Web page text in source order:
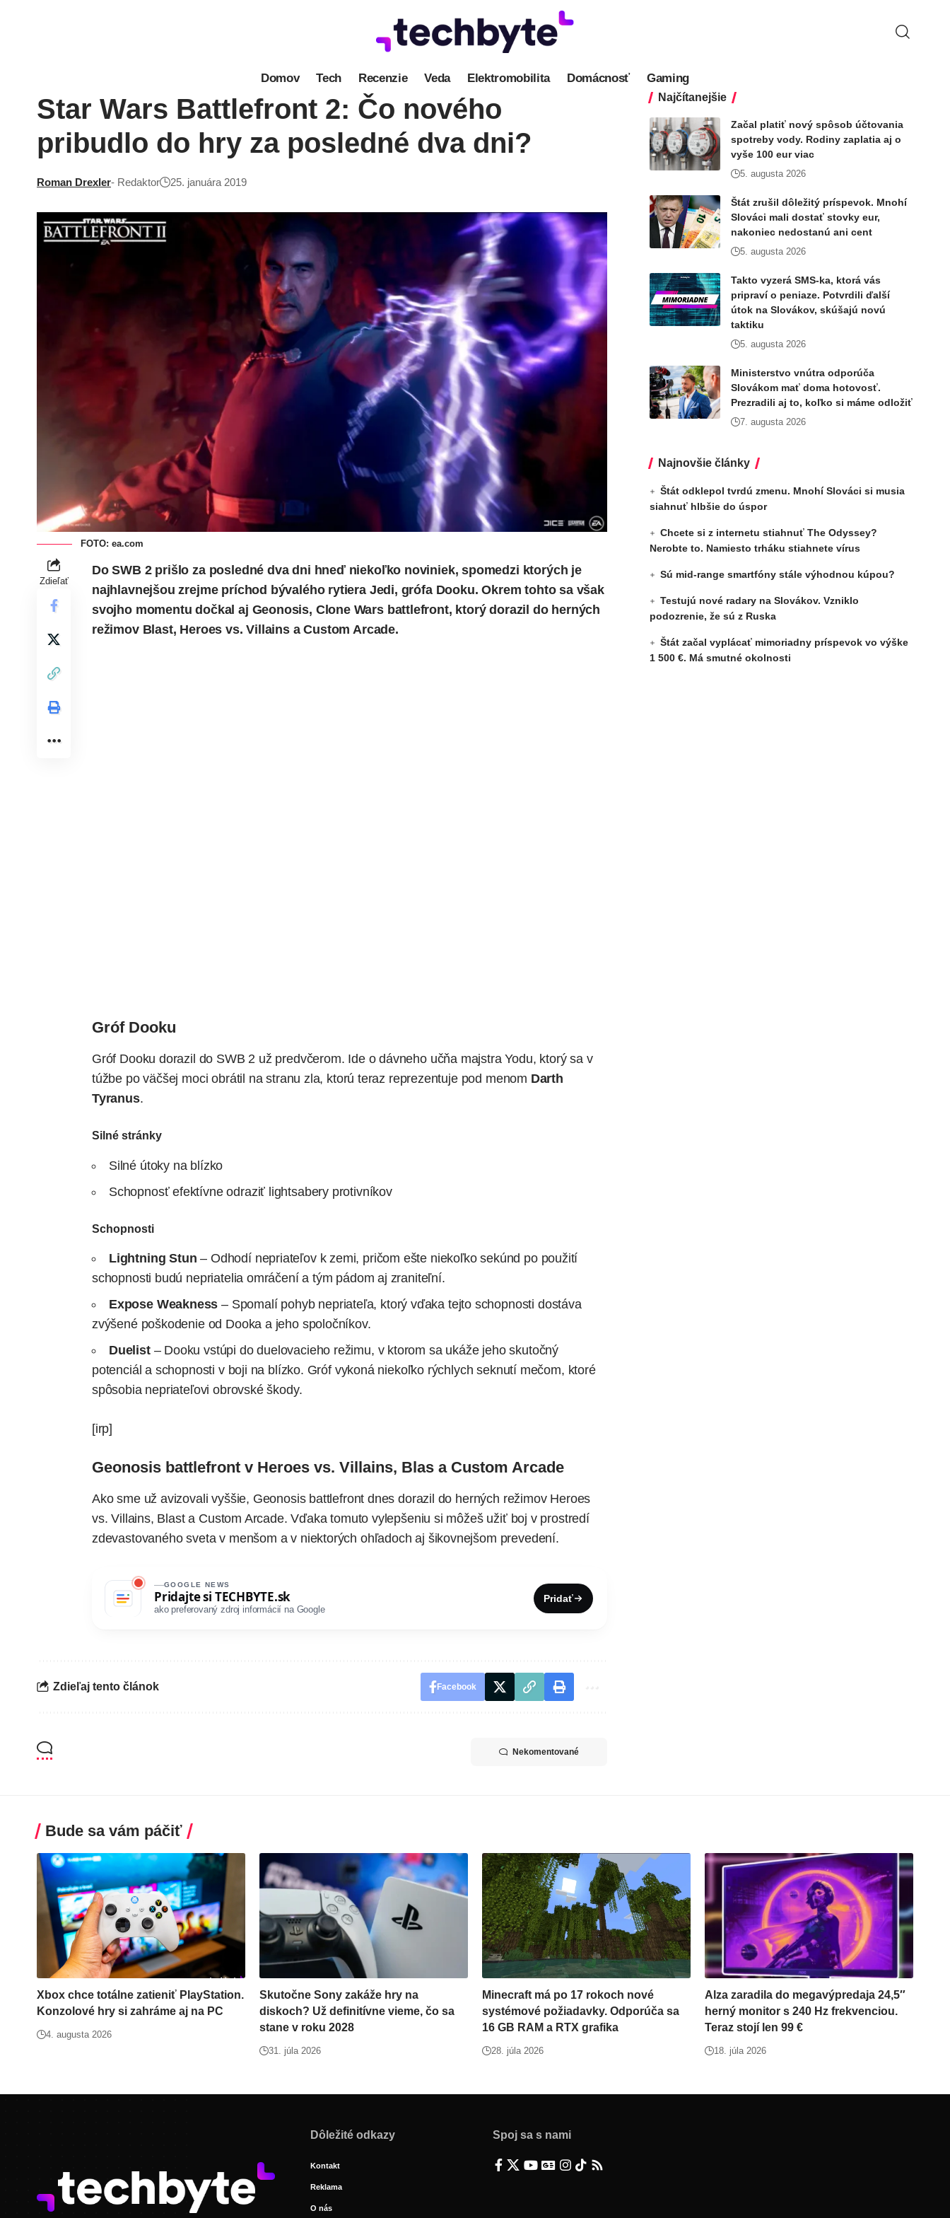
Domov Tech Recenzie Veda Elektromobilita Domácnosť Gaming
Star Wars Battlefront 2: Čo nového
pribudlo do hry za posledné dva dni?
Roman Drexler- Redaktor 25. januára 2019
FOTO: ea.com
Zdieľať
Do SWB 2 prišlo za posledné dva dni hneď niekoľko noviniek, spomedzi ktorých je
najhlavnejšou zrejme príchod bývalého rytiera Jedi, grófa Dooku. Okrem tohto sa však
svojho momentu dočkal aj Geonosis, Clone Wars battlefront, ktorý dorazil do herných
režimov Blast, Heroes vs. Villains a Custom Arcade.
Gróf Dooku
Gróf Dooku dorazil do SWB 2 už predvčerom. Ide o dávneho učňa majstra Yodu, ktorý sa v
túžbe po väčšej moci obrátil na stranu zla, ktorú teraz reprezentuje pod menom Darth
Tyranus.
Silné stránky
Silné útoky na blízko
Schopnosť efektívne odraziť lightsabery protivníkov
Schopnosti
Lightning Stun – Odhodí nepriateľov k zemi, pričom ešte niekoľko sekúnd po použití
schopnosti budú nepriatelia omráčení a tým pádom aj zraniteľní.
Expose Weakness – Spomalí pohyb nepriateľa, ktorý vďaka tejto schopnosti dostáva
zvýšené poškodenie od Dooka a jeho spoločníkov.
Duelist– Dooku vstúpi do duelovacieho režimu, v ktorom sa ukáže jeho skutočný
potenciál a schopnosti v boji na blízko. Gróf vykoná niekoľko rýchlych seknutí mečom, ktoré
spôsobia nepriateľovi obrovské škody.
[irp]
Geonosis battlefront v Heroes vs. Villains, Blas a Custom Arcade
Ako sme už avizovali vyššie, Geonosis battlefront dnes dorazil do herných režimov Heroes
vs. Villains, Blast a Custom Arcade. Vďaka tomuto vylepšeniu si môžeš užiť boj v prostredí
zdevastovaného sveta v menšom a v niektorých ohľadoch aj šikovnejšom prevedení.
GOOGLE NEWS
Pridajte si TECHBYTE.sk
ako preferovaný zdroj informácií na Google
Pridať
Zdieľaj tento článok Facebook
Nekomentované
Najčítanejšie
Začal platiť nový spôsob účtovania
spotreby vody. Rodiny zaplatia aj o
vyše 100 eur viac
5. augusta 2026
Štát zrušil dôležitý príspevok. Mnohí
Slováci mali dostať stovky eur,
nakoniec nedostanú ani cent
5. augusta 2026
Takto vyzerá SMS-ka, ktorá vás
pripraví o peniaze. Potvrdili ďalší
útok na Slovákov, skúšajú novú
taktiku
5. augusta 2026
Ministerstvo vnútra odporúča
Slovákom mať doma hotovosť.
Prezradili aj to, koľko si máme odložiť
7. augusta 2026
Najnovšie články
Štát odklepol tvrdú zmenu. Mnohí Slováci si musia
siahnuť hlbšie do úspor
Chcete si z internetu stiahnuť The Odyssey?
Nerobte to. Namiesto trháku stiahnete vírus
Sú mid-range smartfóny stále výhodnou kúpou?
Testujú nové radary na Slovákov. Vzniklo
podozrenie, že sú z Ruska
Štát začal vyplácať mimoriadny príspevok vo výške
1 500 €. Má smutné okolnosti
Bude sa vám páčiť
Xbox chce totálne zatieniť PlayStation.
Konzolové hry si zahráme aj na PC
4. augusta 2026
Skutočne Sony zakáže hry na
diskoch? Už definitívne vieme, čo sa
stane v roku 2028
31. júla 2026
Minecraft má po 17 rokoch nové
systémové požiadavky. Odporúča sa
16 GB RAM a RTX grafika
28. júla 2026
Alza zaradila do megavýpredaja 24,5″
herný monitor s 240 Hz frekvenciou.
Teraz stojí len 99 €
18. júla 2026
Dôležité odkazy
Kontakt
Reklama
O nás
Spoj sa s nami